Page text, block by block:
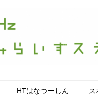
HTはなつーしん